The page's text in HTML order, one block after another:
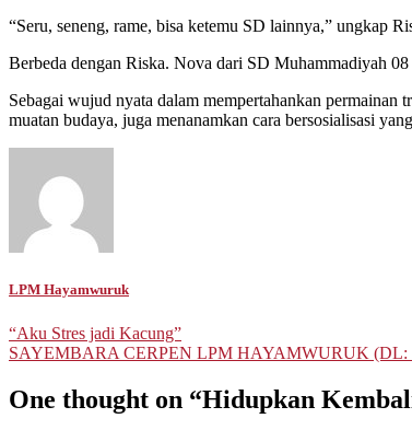
“Seru, seneng, rame, bisa ketemu SD lainnya,” ungkap
Berbeda dengan Riska. Nova dari SD Muhammadiyah
Sebagai wujud nyata dalam mempertahankan permainan
muatan budaya, juga menanamkan cara bersosialisasi
LPM Hayamwuruk
Post
navigation
“Aku Stres jadi Kacung”
SAYEMBARA CERPEN LPM HAYAMWURUK (DL:
One thought on “Hidupkan